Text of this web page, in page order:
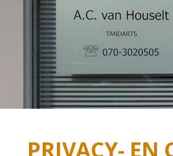
PRIVACY- EN